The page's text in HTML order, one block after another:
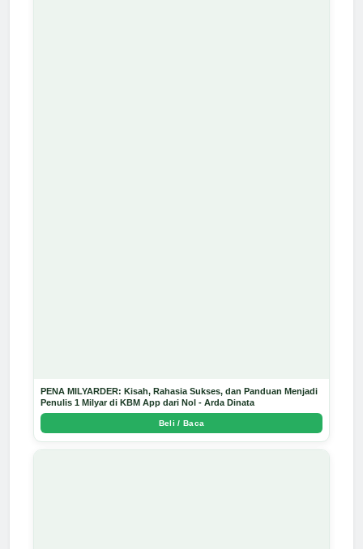
PENA MILYARDER: Kisah, Rahasia Sukses, dan Panduan Menjadi
Penulis 1 Milyar di KBM App dari Nol - Arda Dinata
Beli / Baca